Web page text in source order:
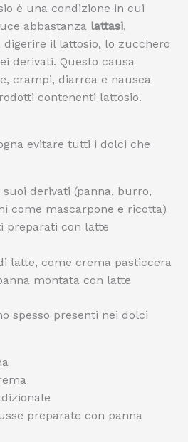
è una condizione in cui
abbastanza lattasi,
digerire il lattosio, lo zucchero
derivati. Questo causa
crampi, diarrea e nausea
contenenti lattosio.
evitare tutti i dolci che
suoi derivati (panna, burro,
come mascarpone e ricotta)
preparati con latte
latte, come crema pasticcera
montata con latte
spesso presenti nei dolci
preparate con panna